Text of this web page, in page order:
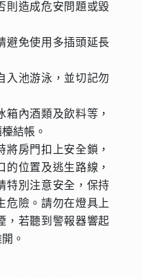
則造成危安問題或毀
避免使用多插頭延長
入池游泳，並切記勿
箱內酒類及飲料等，
結帳。
將房門扣上安全鎖，
的位置及逃生路線，
特別注意安全，保持
危險。請勿在燈具上
，若聽到警報器響起
。